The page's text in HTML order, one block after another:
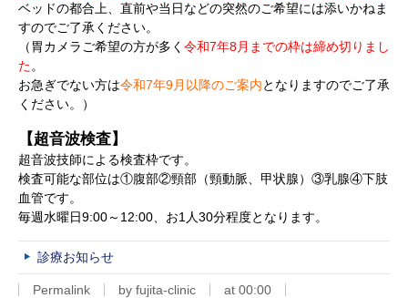
ベッドの都合上、直前や当日などの突然のご希望には添いかねま
すのでご了承ください。
（胃カメラご希望の方が多く 令和7年8月までの枠は締め切りまし
た。
お急ぎでない方は令和7年9月以降のご案内となりますのでご了承
ください。）
【超音波検査】
超音波技師による検査枠です。
検査可能な部位は①腹部②頸部（頸動脈、甲状腺）③乳腺④下肢
血管です。
毎週水曜日9:00～12:00、お1人30分程度となります。
診療お知らせ
Permalink by fujita-clinic at 00:00